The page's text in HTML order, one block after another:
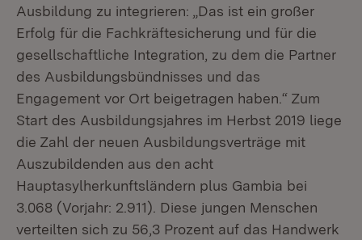
Ausbildung zu integrieren: „Das ist ein großer
Erfolg für die Fachkräftesicherung und für die
gesellschaftliche Integration, zu dem die Partner
des Ausbildungsbündnisses und das
Engagement vor Ort beigetragen haben.“ Zum
Start des Ausbildungsjahres im Herbst 2019 liege
die Zahl der neuen Ausbildungsverträge mit
Auszubildenden aus den acht
Hauptasylherkunftsländern plus Gambia bei
3.068 (Vorjahr: 2.911). Diese jungen Menschen
verteilten sich zu 56,3 Prozent auf das Handwerk